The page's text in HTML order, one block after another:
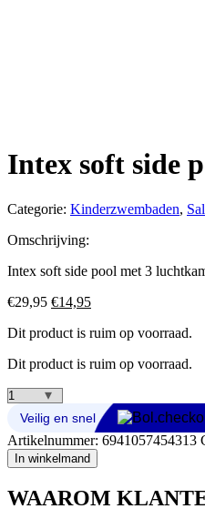
Intex soft side
Categorie: Kinderzwembaden,
Omschrijving:
Intex soft side pool met 3
€29,95 Oorspronkelijke
was:
€14,95Huidige
is:
Dit product is ruim op voorraad.
Dit product is ruim op voorraad.
Intex
soft
side
pool
aantal
Artikelnummer: 6941057454313
In winkelmand
WAAROM